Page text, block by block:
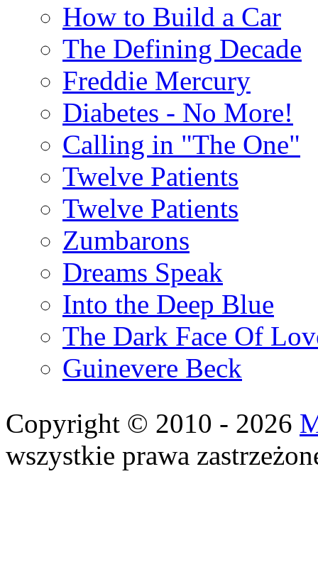
How to Build a Car
The Defining Decade
Freddie Mercury
Diabetes - No More!
Calling in "The One"
Twelve Patients
Twelve Patients
Zumbarons
Dreams Speak
Into the Deep Blue
The Dark Face Of
Guinevere Beck
Copyright © 2010 - 2026
wszystkie prawa